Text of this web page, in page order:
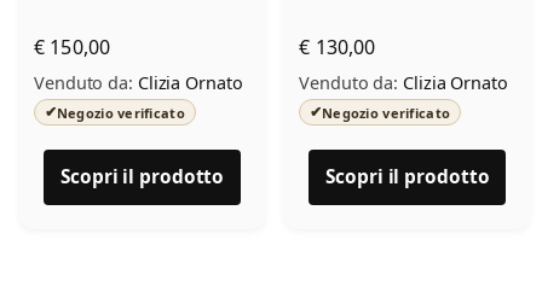
€ 150,00
Venduto da: Clizia Ornato
✔Negozio verificato
Scopri il prodotto
€ 130,00
Venduto da: Clizia Ornato
✔Negozio verificato
Scopri il prodotto